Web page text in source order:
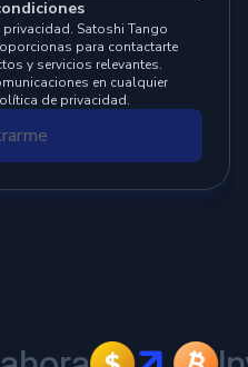
Satoshi Tango
para contactarte
y servicios relevantes.
en cualquier
de privacidad.